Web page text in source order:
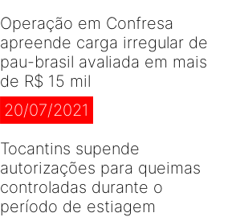
Operação em Confresa
apreende carga irregular de
pau-brasil avaliada em mais
de R$ 15 mil
20/07/2021
Tocantins supende
autorizações para queimas
controladas durante o
período de estiagem